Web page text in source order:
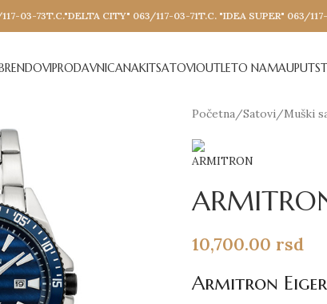
03-73T.C."DELTA CITY" 063/117-03-71T.C. "IDEA SUPER" 063/
PRODAVNICANAKITSATOVIOUTLETO NAMA
Početna/Satovi/Muški
10,700.00 rsd
Armitron